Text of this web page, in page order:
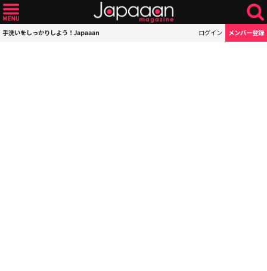
手洗いをしっかりしよう！Japaaan ログイン メンバー登録